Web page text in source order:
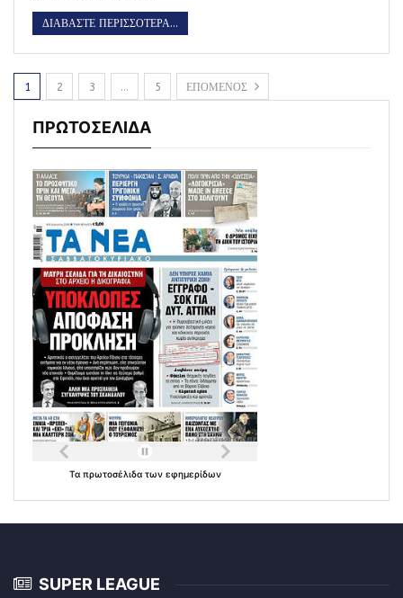
ΔΙΑΒΑΣΤΕ ΠΕΡΙΣΣΟΤΕΡΑ...
1 2 3 … 5 ΕΠΟΜΕΝΟΣ
ΠΡΩΤΟΣΕΛΙΔΑ
Τα πρωτοσέλιδα των εφημερίδων
SUPER LEAGUE